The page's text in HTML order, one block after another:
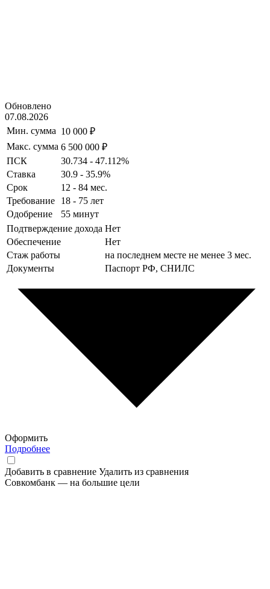
Обновлено
07.08.2026
Мин. сумма 10 000 ₽
Макс. сумма 6 500 000 ₽
ПСК
30.734 - 47.112%
Ставка
30.9 - 35.9%
Срок
12 - 84 мес.
Требование
18 - 75 лет
Одобрение
55 минут
Подтверждение дохода Нет
Обеспечение
Нет
Стаж работы
на последнем месте не менее 3 мес.
Документы
Паспорт РФ, СНИЛС
Оформить
Подробнее
Добавить в сравнение Удалить из сравнения
Совкомбанк — на большие цели